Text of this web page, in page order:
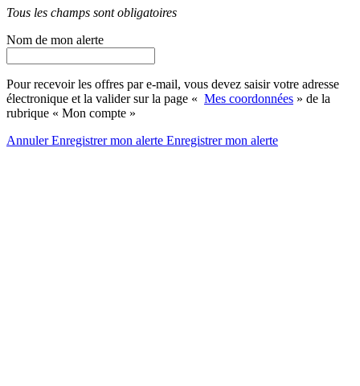
Tous les champs sont obligatoires
Nom de mon alerte
Pour recevoir les offres par e-mail, vous devez saisir votre adresse
électronique et la valider sur la page « Mes coordonnées » de la
rubrique « Mon compte »
AnnulerEnregistrer mon alerte Enregistrermon alerte